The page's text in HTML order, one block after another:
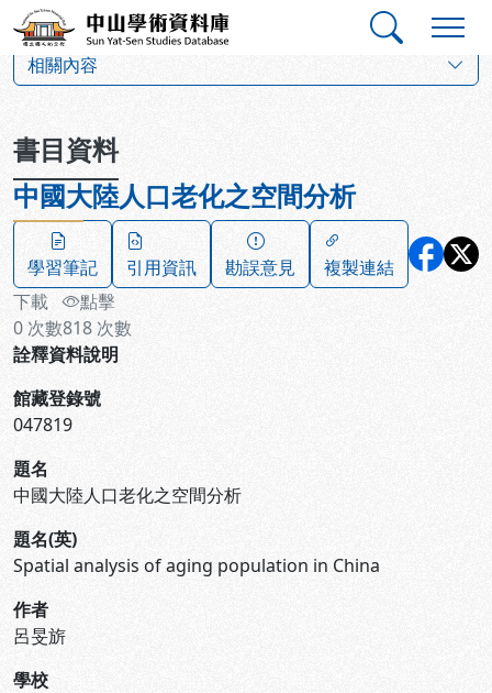
跳到主要內容
中山學術資料庫
相關內容
書目資料
中國大陸人口老化之空間分析
學習筆記 引用資訊 勘誤意見
複製連結
下載
0 次數
點擊
818 次數
詮釋資料說明
館藏登錄號
047819
題名
中國大陸人口老化之空間分析
題名(英)
Spatial analysis of aging population in China
作者
呂旻旂
學校